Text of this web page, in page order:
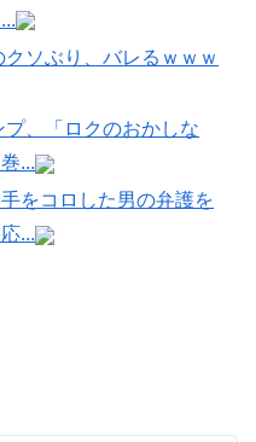
クソぶり、バレるｗｗｗ
プ、「ロクのおかしな
...
をコロした男の弁護を
...